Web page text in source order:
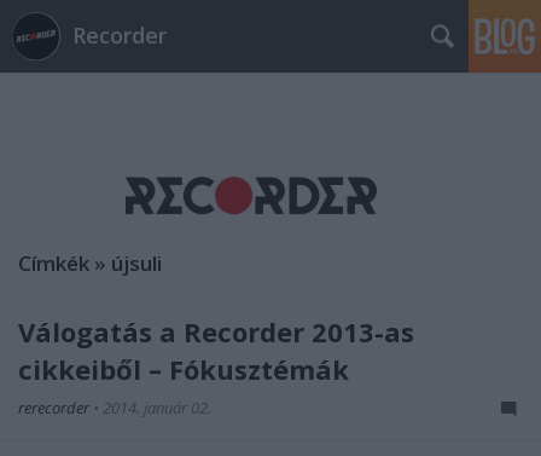
Recorder
Címkék » újsuli
Válogatás a Recorder 2013-as
cikkeiből – Fókusztémák
rerecorder • 2014. január 02.